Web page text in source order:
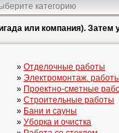
или компания). Затем
» Отделочные работы
» Электромонтаж. работы
» Проектно-сметные
» Строительные работы
» Бани и сауны
» Уборка и очистка